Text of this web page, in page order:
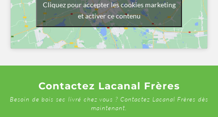
Cliquez pour accepter les cookies marketing
et activer ce contenu
Contactez Lacanal Frères
Besoin de bois sec livré chez vous ? Contactez Lacanal Frères dès
maintenant.